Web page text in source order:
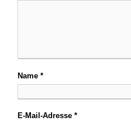
Name *
E-Mail-Adresse *